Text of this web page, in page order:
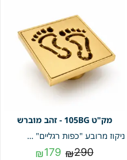
105BG - זהב מוברש
ניקוז מרובע "כפות רגליים" | 10/10 | פטנט חוסם ריחות וחרקים | זהב מוברש | מק"ט 105BG
₪290
₪179